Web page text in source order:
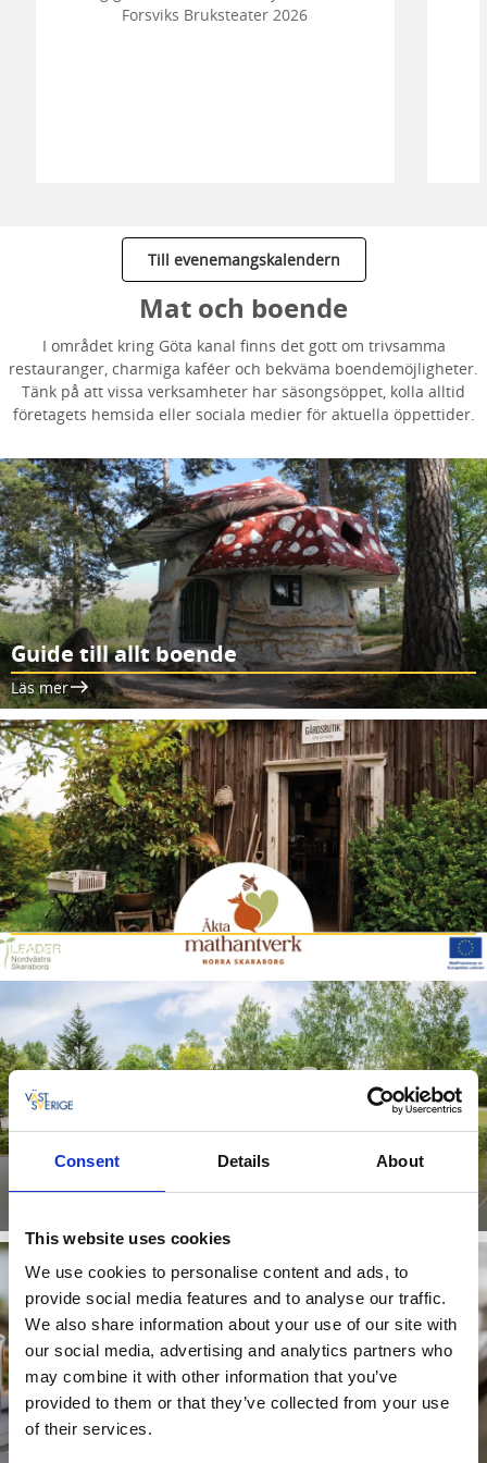
Consent Details About
This website uses cookies
We use cookies to personalise content and ads, to
provide social media features and to analyse our traffic.
We also share information about your use of our site with
our social media, advertising and analytics partners who
may combine it with other information that you’ve
provided to them or that they’ve collected from your use
of their services.
Forsviks Bruksteater 2026
Till evenemangskalendern
Mat och boende
I området kring Göta kanal finns det gott om trivsamma
restauranger, charmiga kaféer och bekväma boendemöjligheter.
Tänk på att vissa verksamheter har säsongsöppet, kolla alltid
företagets hemsida eller sociala medier för aktuella öppettider.
Guide till allt boende
Läs mer
Läs mer
Kaféer och konditorier
Restauranger och krogar